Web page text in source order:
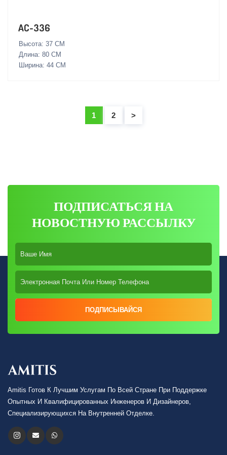
AC-336
Высота: 37 СМ
Длина: 80 СМ
Ширина: 44 СМ
1 2 >
ПОДПИСАТЬСЯ НА
НОВОСТНУЮ РАССЫЛКУ
ПОДПИСЫВАЙСЯ
Amitis Готов К Лучшим Услугам По Всей Стране При Поддержке
Опытных И Квалифицированных Инженеров И Дизайнеров,
Специализирующихся На Внутренней Отделке.